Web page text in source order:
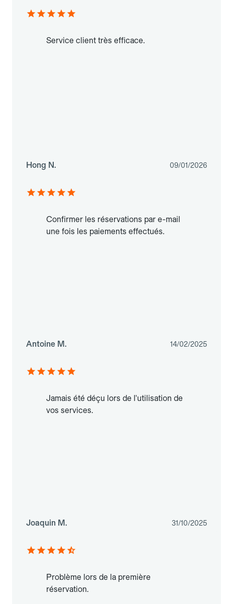
Service client très efficace.
Hong N. 09/01/2026
Confirmer les réservations par e-mail
une fois les paiements effectués.
Antoine M. 14/02/2025
Jamais été déçu lors de l'utilisation de
vos services.
Joaquin M. 31/10/2025
Problème lors de la première
réservation.